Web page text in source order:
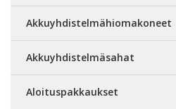
Akkuyhdistelmähiomakoneet
Akkuyhdistelmäsahat
Aloituspakkaukset